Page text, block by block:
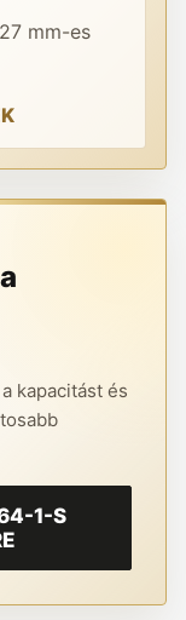
mm-es
kapacitást és
1-S